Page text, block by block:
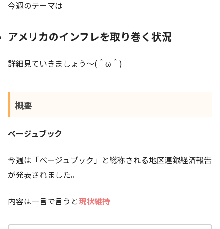
今週のテーマは
アメリカのインフレを取り巻く状況
詳細見ていきましょう～(＾ω＾)
概要
ベージュブック
今週は「ベージュブック」と総称される地区連銀経済報告
が発表されました。
内容は一言で言うと現状維持